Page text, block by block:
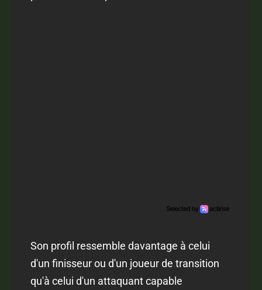
Son profil ressemble davantage à celui
d'un finisseur ou d'un joueur de transition
qu'à celui d'un attaquant capable